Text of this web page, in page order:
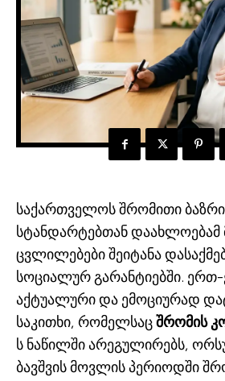
საქართველოს შრომითი
სტანდარტებთან დაახლოებამ
ცვლილებები შეიტანა
სოციალურ გარანტიებში.
აქტუალური და ემოციურად
საკითხი, რომელსაცშრომის
ს ნაწილში არეგულირებს,
ბავშვის მოვლის პერიოდში